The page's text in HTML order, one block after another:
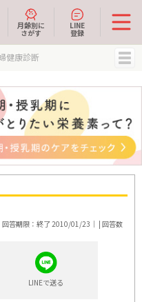
月齢別に
さがす
LINE
登録
健康診断
回答期限：終了 2010/01/23｜ | 回答数
LINEで送る